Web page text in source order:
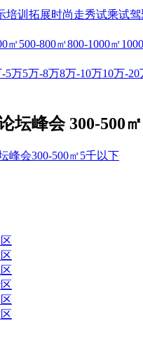
培训拓展时尚走秀试乘试驾
㎡500-800㎡800-1000㎡
-5万5万-8万8万-10万10万-20
坛峰会 300-500
峰会300-500㎡5千以下